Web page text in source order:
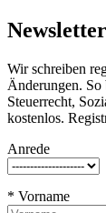
Wir schreiben
Änderungen. So
Steuerrecht,
kostenlos.
Anrede
* Vorname